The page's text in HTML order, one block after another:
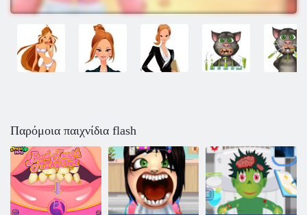
Παρόμοια παιχνίδια flash